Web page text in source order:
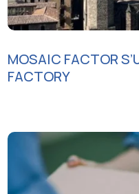
MOSAIC FACTOR
FACTORY